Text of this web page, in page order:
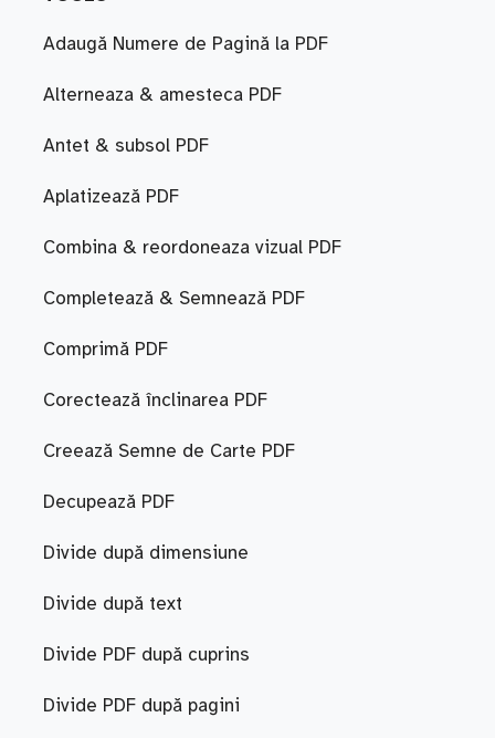
Adaugă Numere de Pagină la PDF
Alterneaza & amesteca PDF
Antet & subsol PDF
Aplatizează PDF
Combina & reordoneaza vizual PDF
Completează & Semnează PDF
Comprimă PDF
Corectează înclinarea PDF
Creează Semne de Carte PDF
Decupează PDF
Divide după dimensiune
Divide după text
Divide PDF după cuprins
Divide PDF după pagini